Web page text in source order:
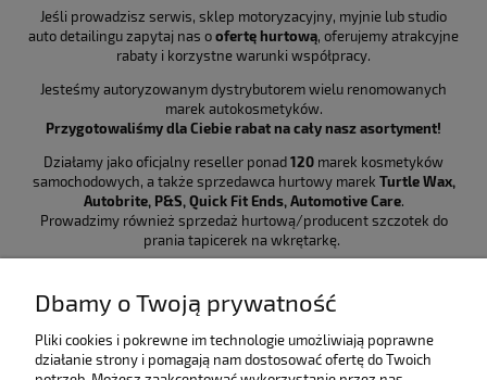
Jeśli prowadzisz serwis, sklep motoryzacyjny, myjnie lub studio
auto detailingu zapytaj nas o ofertę hurtową, oferujemy atrakcyjne
rabaty i korzystne warunki współpracy.
Jesteśmy autoryzowanym dystrybutorem wielu renomowanych
marek autokosmetyków.
Przygotowaliśmy dla Ciebie rabat na cały nasz asortyment!
Działamy jako oficjalny reseller ponad 120 marek kosmetyków
samochodowych, a także sprzedawca hurtowy marek Turtle Wax,
Autobrite, P&S, Quick Fit Ends, Automotive Care.
Prowadzimy również sprzedaż hurtową/producent szczotek do
prania tapicerek na wkrętarkę.
Dbamy o Twoją prywatność
Pliki cookies i pokrewne im technologie umożliwiają poprawne
działanie strony i pomagają nam dostosować ofertę do Twoich